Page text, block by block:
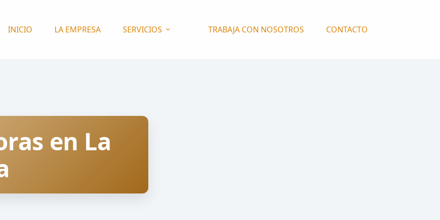
INICIO LA EMPRESA SERVICIOS TRABAJA CON NOSOTROS CONTACTO
en La